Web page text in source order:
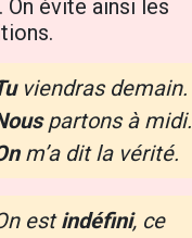
On évite ainsi les
viendras demain.
partons à midi.
m’a dit la vérité.
estindéfini, ce